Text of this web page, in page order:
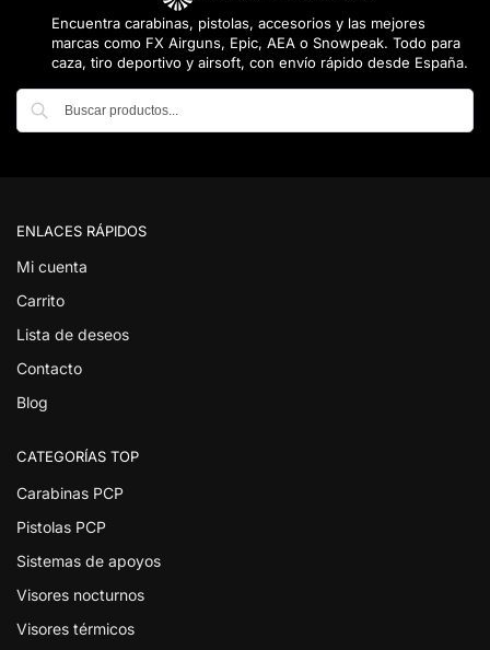
Encuentra carabinas, pistolas, accesorios y las mejores
marcas como FX Airguns, Epic, AEA o Snowpeak. Todo para
caza, tiro deportivo y airsoft, con envío rápido desde España.
ENLACES RÁPIDOS
Mi cuenta
Carrito
Lista de deseos
Contacto
Blog
CATEGORÍAS TOP
Carabinas PCP
Pistolas PCP
Sistemas de apoyos
Visores nocturnos
Visores térmicos